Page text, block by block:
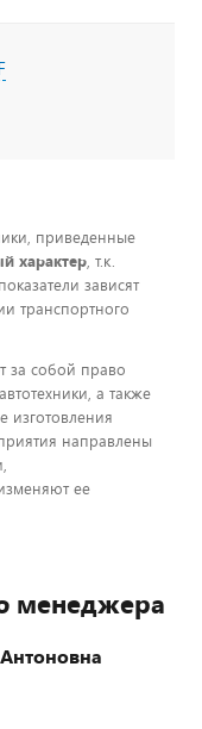
приведенные
характер, т.к.
зависят
транспортного
за собой право
а также
изготовления
направлены
ее
менеджера